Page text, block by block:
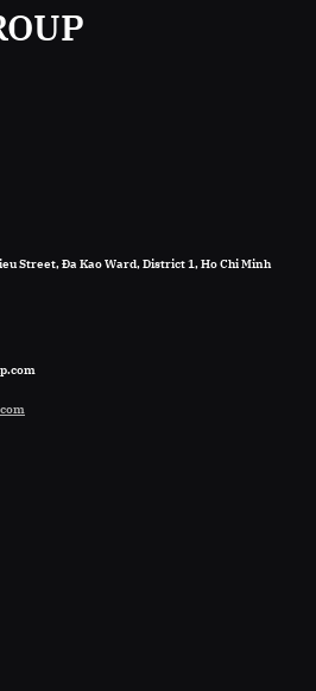
Street, Đa Kao Ward, District 1, Ho Chi Minh